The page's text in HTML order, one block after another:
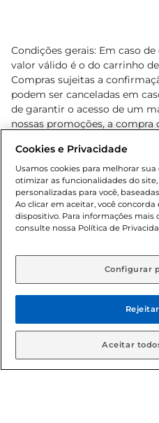
Condições gerais: Em caso
valor válido é o do carrinho
Compras sujeitas a
podem ser canceladas em
de garantir o acesso de um
nossas promoções, a
cliente. Os preços, ofertas e
o e-commerce e válidos
sofrer alterações sem prévia
de bebidas alcoólicas para
Lei n.º 8069/90, art. 81,
Adolescente). Preços e
aviso prévio. O valor mínimo
© 2026
Cookies e Privacidade
Usamos cookies para melhorar
otimizar as funcionalidades do
personalizadas para você,
Ao clicar em aceitar, você
dispositivo. Para informações mais
consulte nossa Política de
Configurar
Aceitar